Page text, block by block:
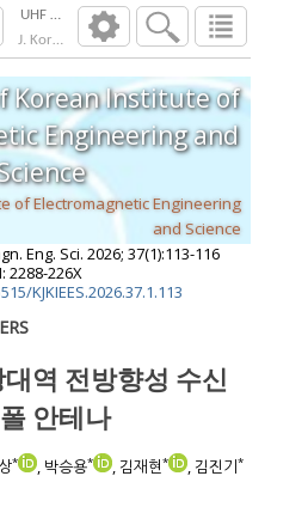
UHF 대역 초광대역 전방향성 수신용 원통
J. Korean Inst. Electromagn. Eng. Sci.
Korean Institute of
Engineering and
of Electromagnetic Engineering
and Science
Eng. Sci. 2026; 37(1):113-116
2288-226X
KJKIEES.2026.37.1.113
역 전방향성 수신
안테나
* , 박승용* , 김재현* , 김진기*